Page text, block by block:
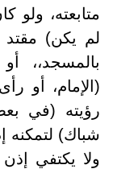
متابعته، ولو
لم يكن) مقتد
بالمسجد،،
(الإمام، أو
رؤيته (في
شباك) لتمكنه
ولا يكتفي إذن